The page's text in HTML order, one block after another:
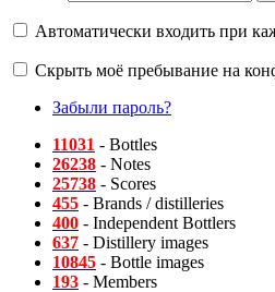
Автоматически входить при
Скрыть моё пребывание на
Забыли пароль?
11031 - Bottles
26238 - Notes
25738 - Scores
455 - Brands / distilleries
400 - Independent Bottlers
637 - Distillery images
10845 - Bottle images
193 - Members